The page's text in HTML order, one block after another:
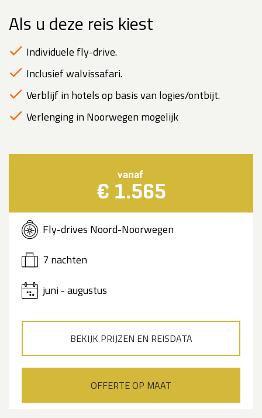
Als u deze reis kiest
Individuele fly-drive.
Inclusief walvissafari.
Verblijf in hotels op basis van logies/ontbijt.
Verlenging in Noorwegen mogelijk
vanaf
€ 1.565
Fly-drives Noord-Noorwegen
7 nachten
juni - augustus
BEKIJK PRIJZEN EN REISDATA
OFFERTE OP MAAT